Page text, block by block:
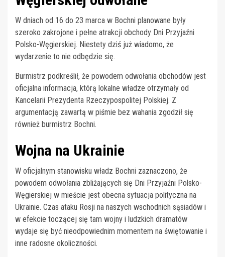
W dniach od 16 do 23 marca w Bochni planowane były
szeroko zakrojone i pełne atrakcji obchody Dni Przyjaźni
Polsko-Węgierskiej. Niestety dziś już wiadomo, że
wydarzenie to nie odbędzie się.
Burmistrz podkreślił, że powodem odwołania obchodów jest
oficjalna informacja, którą lokalne władze otrzymały od
Kancelarii Prezydenta Rzeczypospolitej Polskiej. Z
argumentacją zawartą w piśmie bez wahania zgodził się
również burmistrz Bochni.
Wojna na Ukrainie
W oficjalnym stanowisku władz Bochni zaznaczono, że
powodem odwołania zbliżających się Dni Przyjaźni Polsko-
Węgierskiej w mieście jest obecna sytuacja polityczna na
Ukrainie. Czas ataku Rosji na naszych wschodnich sąsiadów i
w efekcie toczącej się tam wojny i ludzkich dramatów
wydaje się być nieodpowiednim momentem na świętowanie i
inne radosne okoliczności.